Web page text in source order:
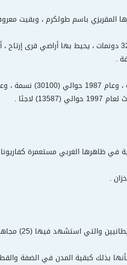
المقريزي باسم طولكرم ، وبقيت
تقع مدينة طولكرم في منتصف السهل الساحلي وترتفع عن سطح البحر من 125 – 55م . وتبلغ مساحة أراضيها 32610
.
في ظاهرها الغربي مستعمرة
.
استشهد فيها (25) مجاهدا .
بذلك كبقية المدن في الضفة